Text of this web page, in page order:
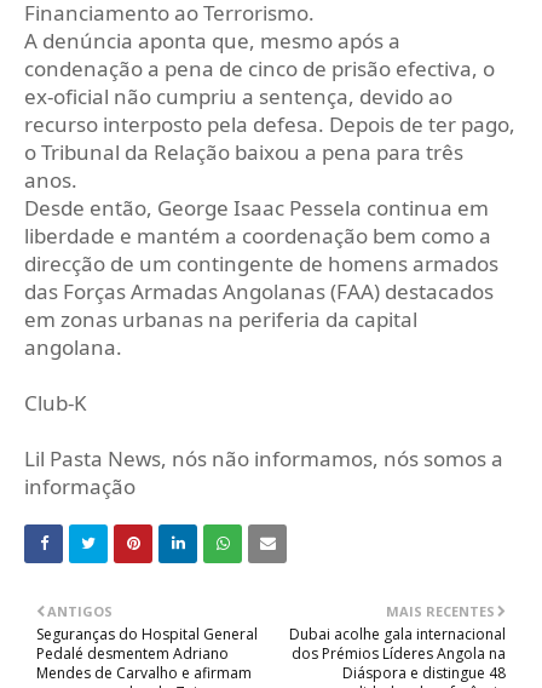
Financiamento ao Terrorismo.
A denúncia aponta que, mesmo após a
condenação a pena de cinco de prisão efectiva, o
ex-oficial não cumpriu a sentença, devido ao
recurso interposto pela defesa. Depois de ter pago,
o Tribunal da Relação baixou a pena para três
anos.
Desde então, George Isaac Pessela continua em
liberdade e mantém a coordenação bem como a
direcção de um contingente de homens armados
das Forças Armadas Angolanas (FAA) destacados
em zonas urbanas na periferia da capital
angolana.
Club-K
Lil Pasta News, nós não informamos, nós somos a
informação
MAIS RECENTES
Dubai acolhe gala internacional
dos Prémios Líderes Angola na
Diáspora e distingue 48
ANTIGOS
Seguranças do Hospital General
Pedalé desmentem Adriano
Mendes de Carvalho e afirmam